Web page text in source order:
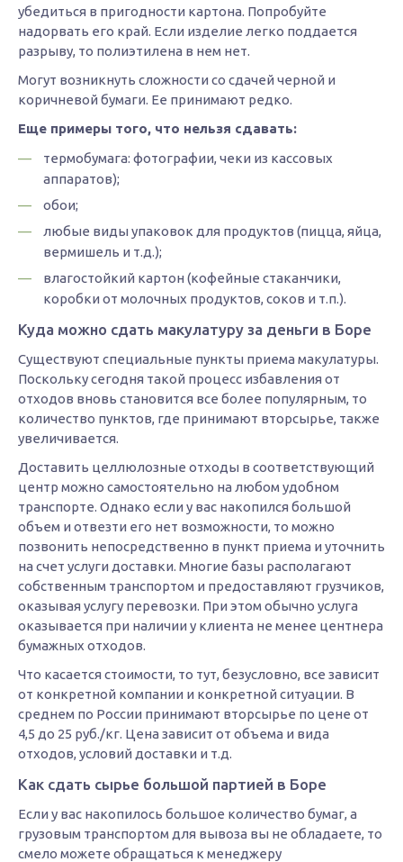
убедиться в пригодности картона. Попробуйте
надорвать его край. Если изделие легко поддается
разрыву, то полиэтилена в нем нет.
Могут возникнуть сложности со сдачей черной и
коричневой бумаги. Ее принимают редко.
Еще примеры того, что нельзя сдавать:
термобумага: фотографии, чеки из кассовых
аппаратов);
обои;
любые виды упаковок для продуктов (пицца, яйца,
вермишель и т.д.);
влагостойкий картон (кофейные стаканчики,
коробки от молочных продуктов, соков и т.п.).
Куда можно сдать макулатуру за деньги в Боре
Существуют специальные пункты приема макулатуры.
Поскольку сегодня такой процесс избавления от
отходов вновь становится все более популярным, то
количество пунктов, где принимают вторсырье, также
увеличивается.
Доставить целлюлозные отходы в соответствующий
центр можно самостоятельно на любом удобном
транспорте. Однако если у вас накопился большой
объем и отвезти его нет возможности, то можно
позвонить непосредственно в пункт приема и уточнить
на счет услуги доставки. Многие базы располагают
собственным транспортом и предоставляют грузчиков,
оказывая услугу перевозки. При этом обычно услуга
оказывается при наличии у клиента не менее центнера
бумажных отходов.
Что касается стоимости, то тут, безусловно, все зависит
от конкретной компании и конкретной ситуации. В
среднем по России принимают вторсырье по цене от
4,5 до 25 руб./кг. Цена зависит от объема и вида
отходов, условий доставки и т.д.
Как сдать сырье большой партией в Боре
Если у вас накопилось большое количество бумаг, а
грузовым транспортом для вывоза вы не обладаете, то
смело можете обращаться к менеджеру